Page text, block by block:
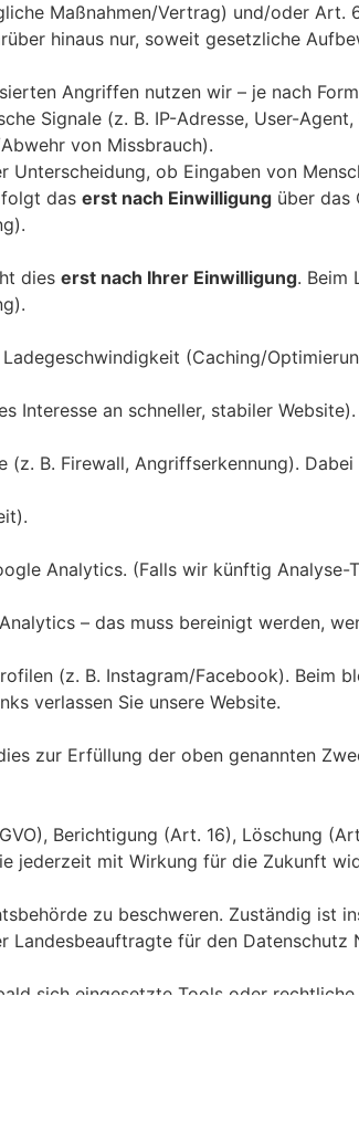
Maßnahmen/Vertrag) und/oder
hinaus nur, soweit gesetzliche
Angriffen nutzen wir – je nach
Signale (z. B. IP-Adresse, User-
von Missbrauch).
Unterscheidung, ob Eingaben von
das erst nach Einwilligung über das
dies erst nach Ihrer Einwilligung. Beim
(Caching/
Interesse an schneller, stabiler Website).
B. Firewall, Angriffserkennung).
Analytics. (Falls wir künftig
– das muss bereinigt werden,
(z. B. Instagram/Facebook). Beim
verlassen Sie unsere Website.
zur Erfüllung der oben genannten
Berichtigung (Art. 16), Löschung
jederzeit mit Wirkung für die Zukunft
zu beschweren. Zuständig ist
Landesbeauftragte für den Datenschutz
sich eingesetzte Tools oder rechtliche